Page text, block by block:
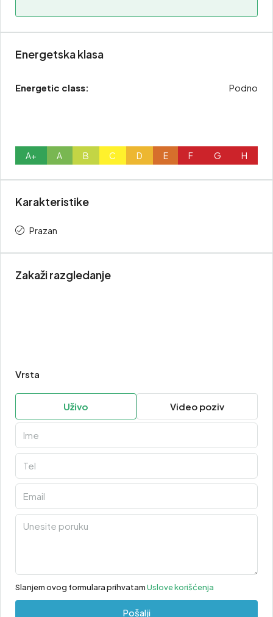
Energetska klasa
Energetic class: Podno
A+ A B C D E F G H
Karakteristike
Prazan
Zakaži razgledanje
Vrsta
Uživo Video poziv
Slanjem ovog formulara prihvatamUslove korišćenja
Pošalji